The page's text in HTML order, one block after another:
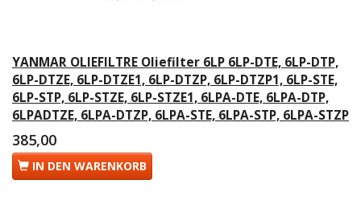
YANMAR OLIEFILTRE Oliefilter 6LP 6LP-DTE, 6LP-DTP,
6LP-DTZE, 6LP-DTZE1, 6LP-DTZP, 6LP-DTZP1, 6LP-STE,
6LP-STP, 6LP-STZE, 6LP-STZE1, 6LPA-DTE, 6LPA-DTP,
6LPADTZE, 6LPA-DTZP, 6LPA-STE, 6LPA-STP, 6LPA-STZP
385,00
IN DEN WARENKORB